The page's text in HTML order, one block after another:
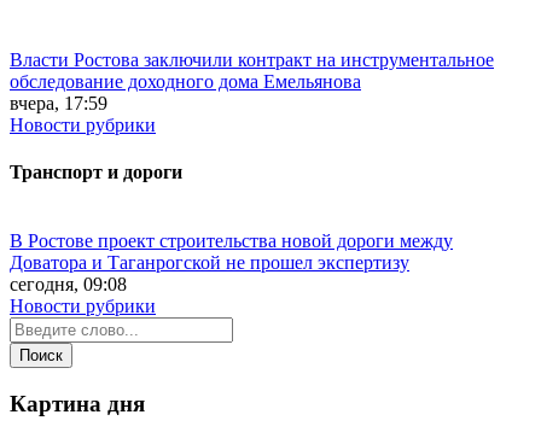
Власти Ростова заключили контракт на инструментальное
обследование доходного дома Емельянова
вчера, 17:59
Новости рубрики
Транспорт и дороги
В Ростове проект строительства новой дороги между
Доватора и Таганрогской не прошел экспертизу
сегодня, 09:08
Новости рубрики
Картина дня